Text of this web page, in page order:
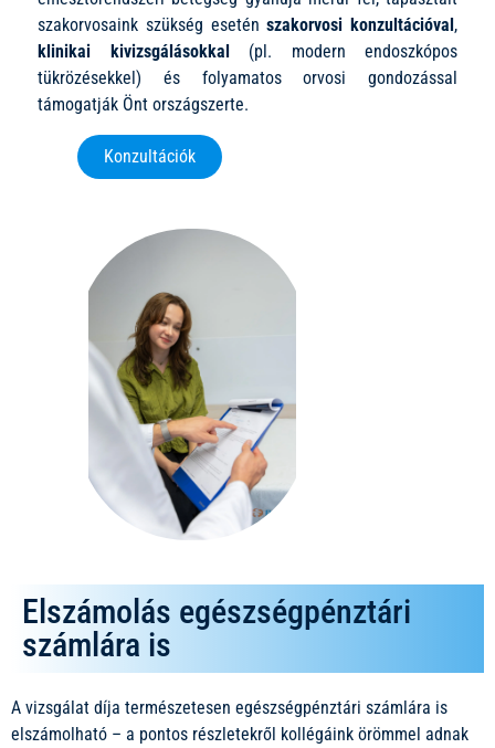
szakorvosaink szükség eseténszakorvosi konzultációval,
klinikai kivizsgálásokkal(pl. modern endoszkópos
tükrözésekkel) és folyamatos orvosi gondozással
támogatják Önt országszerte.
Konzultációk
Elszámolás egészségpénztári
számlára is
A vizsgálat díja természetesen egészségpénztári számlára is
elszámolható – a pontos részletekről kollégáink örömmel adnak